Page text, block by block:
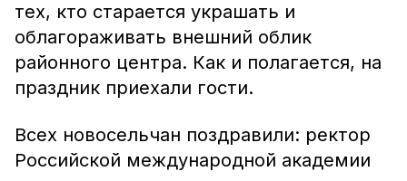
тех, кто старается украшать и
облагораживать внешний облик
районного центра. Как и полагается, на
праздник приехали гости.
Всех новосельчан поздравили: ректор
Российской международной академии